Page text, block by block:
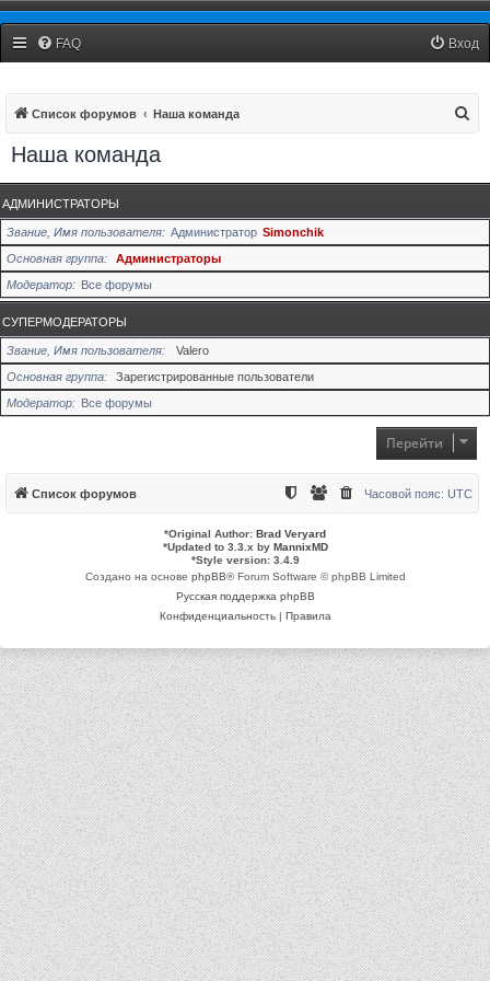
Рязанский Стоматологический Форум
FAQ Вход
Список форумов Наша команда
к
Наша команда
АДМИНИСТРАТОРЫ
Звание, Имя пользователя Администратор Simonchik
Основная группа
Администраторы
Модератор
Все форумы
СУПЕРМОДЕРАТОРЫ
Звание, Имя пользователя
Valero
Основная группа
Зарегистрированные пользователи
Модератор
Все форумы
Перейти
Список форумов Часовой пояс: UTC
*Original Author: Brad Veryard
*Updated to 3.3.x by MannixMD
*Style version: 3.4.9
Создано на основе phpBB® Forum Software © phpBB Limited
Русская поддержка phpBB
Конфиденциальность| Правила